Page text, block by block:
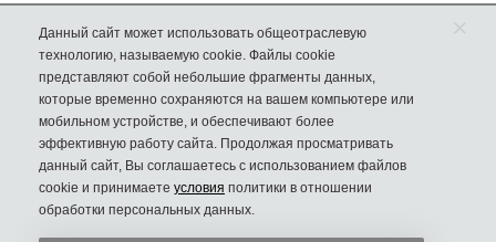
Работаемс 2009 года
Более 50 000довольных покупателей
74% клиентоввозвращаются к нам за еще одной парой обуви
8 (925) 636-00-06
Дисконт №1
в России
Данный сайт может использовать общеотраслевую
технологию, называемую cookie. Файлы cookie
представляют собой небольшие фрагменты данных,
которые временно сохраняются на вашем компьютере или
мобильном устройстве, и обеспечивают более
эффективную работу сайта. Продолжая просматривать
данный сайт, Вы соглашаетесь с использованием файлов
cookie и принимаете условия политики в отношении
обработки персональных данных.
×